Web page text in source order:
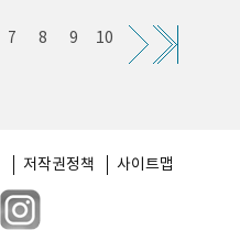
7 8 9 10
저작권정책 사이트맵